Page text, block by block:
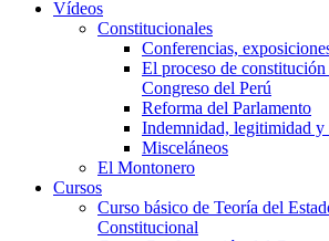
Vídeos
Constitucionales
Conferencias,
El proceso de
Congreso del Perú
Reforma del Parlamento
Indemnidad, legitimidad y
Misceláneos
El Montonero
Cursos
Curso básico de Teoría del
Constitucional